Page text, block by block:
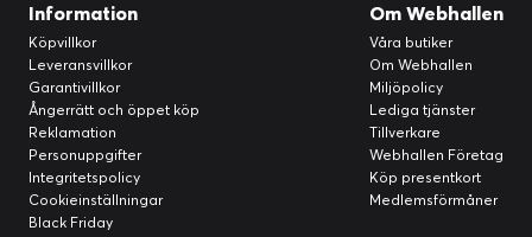
Information
Köpvillkor
Leveransvillkor
Garantivillkor
Ångerrätt och öppet köp
Reklamation
Personuppgifter
Integritetspolicy
Cookieinställningar
Black Friday
Om Webhallen
Våra butiker
Om Webhallen
Miljöpolicy
Lediga tjänster
Tillverkare
Webhallen Företag
Köp presentkort
Medlemsförmåner